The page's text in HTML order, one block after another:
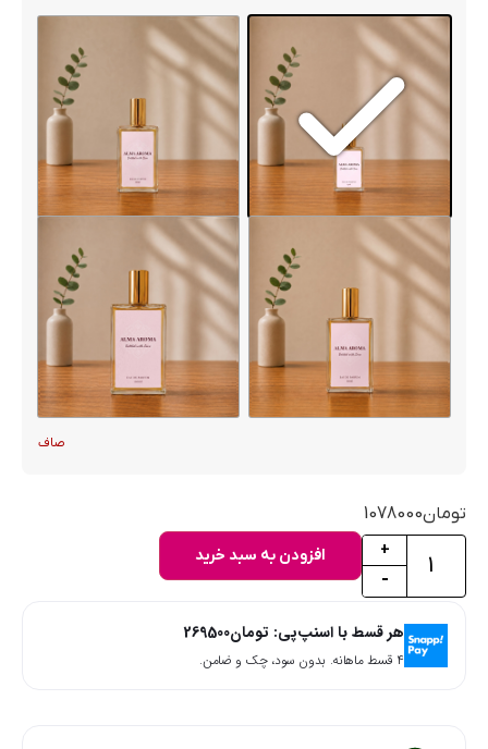
صاف
تومان1078000
-
+ افزودن به سبد خرید
هر قسط با اسنپ‌پی: تومان269500
۴ قسط ماهانه. بدون سود، چک و ضامن.